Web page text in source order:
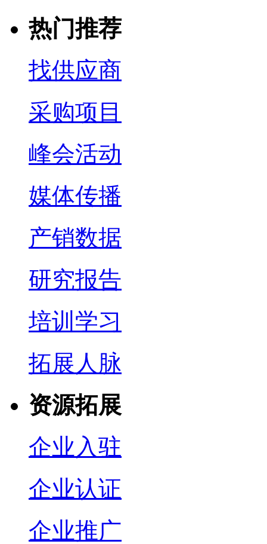
热门推荐
找供应商
采购项目
峰会活动
媒体传播
产销数据
研究报告
培训学习
拓展人脉
资源拓展
企业入驻
企业认证
企业推广